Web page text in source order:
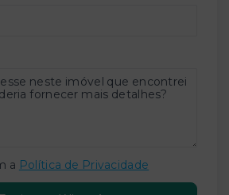
a Política de Privacidade